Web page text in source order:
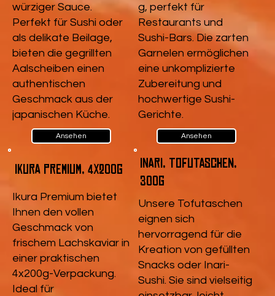
würziger Sauce.
Perfekt für Sushi oder
als delikate Beilage,
bieten die gegrillten
Aalscheiben einen
authentischen
Geschmack aus der
japanischen Küche.
Ansehen
g, perfekt für
Restaurants und
Sushi-Bars. Die zarten
Garnelen ermöglichen
eine unkomplizierte
Zubereitung und
hochwertige Sushi-
Gerichte.
Ansehen
Ikura Premium, 4x200g
Ikura Premium bietet
Ihnen den vollen
Geschmack von
frischem Lachskaviar in
einer praktischen
4x200g-Verpackung.
Ideal für
Inari, Tofutaschen,
300g
Unsere Tofutaschen
eignen sich
hervorragend für die
Kreation von gefüllten
Snacks oder Inari-
Sushi. Sie sind vielseitig